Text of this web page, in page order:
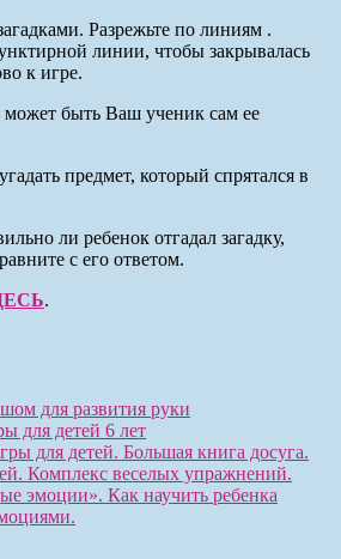
Разрежьте по линиям .
линии, чтобы закрывалась
к игре.
может быть Ваш ученик сам ее
предмет, который спрятался в
ли ребенок отгадал загадку,
с его ответом.
.
для развития руки
для детей 6 лет
для детей. Большая книга досуга.
Комплекс веселых упражнений.
эмоции». Как научить ребенка